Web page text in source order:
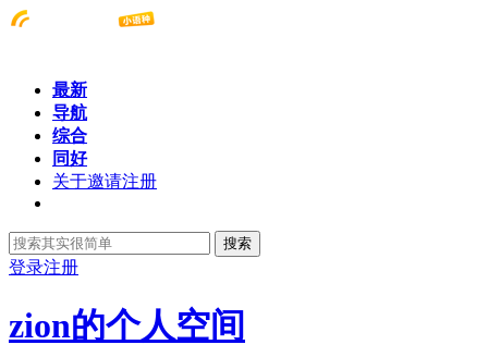
最新
导航
综合
同好
关于邀请注册
搜索
登录注册
zion的个人空间